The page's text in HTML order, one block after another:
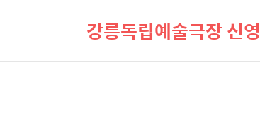
강릉독립예술극장 신영